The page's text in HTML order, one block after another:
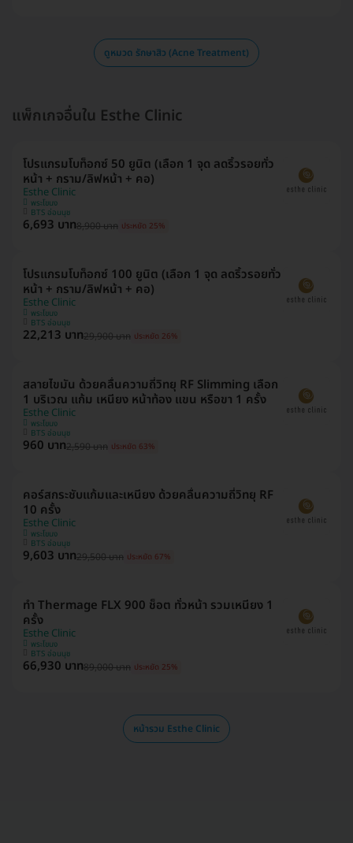
ดูหมวด รักษาสิว (Acne Treatment)
แพ็กเกจอื่นใน Esthe Clinic
โปรแกรมโบท็อกซ์ 50 ยูนิต (เลือก 1 จุด ลดริ้วรอยทั่ว
หน้า + กราม/ลิฟหน้า + คอ)
Esthe Clinic
พระโขนง
BTS อ่อนนุช
6,693 บาท8,900 บาท ประหยัด 25%
โปรแกรมโบท็อกซ์ 100 ยูนิต (เลือก 1 จุด ลดริ้วรอยทั่ว
หน้า + กราม/ลิฟหน้า + คอ)
Esthe Clinic
พระโขนง
BTS อ่อนนุช
22,213 บาท29,900 บาท ประหยัด 26%
สลายไขมัน ด้วยคลื่นความถี่วิทยุ RF Slimming เลือก
1 บริเวณ แก้ม เหนียง หน้าท้อง แขน หรือขา 1 ครั้ง
Esthe Clinic
พระโขนง
BTS อ่อนนุช
960 บาท2,590 บาท ประหยัด 63%
คอร์สกระชับแก้มและเหนียง ด้วยคลื่นความถี่วิทยุ RF
10 ครั้ง
Esthe Clinic
พระโขนง
BTS อ่อนนุช
9,603 บาท29,500 บาท ประหยัด 67%
ทำ Thermage FLX 900 ช็อต ทั่วหน้า รวมเหนียง 1
ครั้ง
Esthe Clinic
พระโขนง
BTS อ่อนนุช
66,930 บาท89,000 บาท ประหยัด 25%
หน้ารวม Esthe Clinic